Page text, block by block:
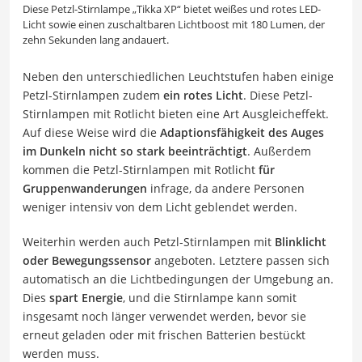
Diese Petzl-Stirnlampe „Tikka XP“ bietet weißes und rotes LED-
Licht sowie einen zuschaltbaren Lichtboost mit 180 Lumen, der
zehn Sekunden lang andauert.
Neben den unterschiedlichen Leuchtstufen haben einige
Petzl-Stirnlampen zudem ein rotes Licht. Diese Petzl-
Stirnlampen mit Rotlicht bieten eine Art Ausgleicheffekt.
Auf diese Weise wird die Adaptionsfähigkeit des Auges
im Dunkeln nicht so stark beeinträchtigt. Außerdem
kommen die Petzl-Stirnlampen mit Rotlicht für
Gruppenwanderungen infrage, da andere Personen
weniger intensiv von dem Licht geblendet werden.
Weiterhin werden auch Petzl-Stirnlampen mit Blinklicht
oder Bewegungssensor angeboten. Letztere passen sich
automatisch an die Lichtbedingungen der Umgebung an.
Dies spart Energie, und die Stirnlampe kann somit
insgesamt noch länger verwendet werden, bevor sie
erneut geladen oder mit frischen Batterien bestückt
werden muss.